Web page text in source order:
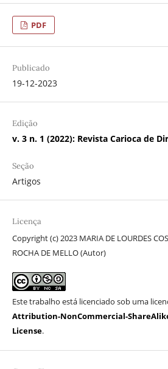
PDF
Publicado
19-12-2023
Edição
v. 3 n. 1 (2022): Revista Carioca de
Seção
Artigos
Licença
Copyright (c) 2023 MARIA DE LOURDES
ROCHA DE MELLO (Autor)
Este trabalho está licenciado sob uma
Attribution-NonCommercial-
License.